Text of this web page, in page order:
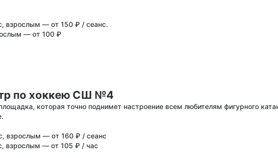
взрослым — от 150 ₽ / сеанс.
— от 100 ₽
по хоккею СШ №4
которая точно поднимет настроение всем любителям фигурного
взрослым — от 160 ₽ / сеанс
взрослым — от 105 ₽ / час